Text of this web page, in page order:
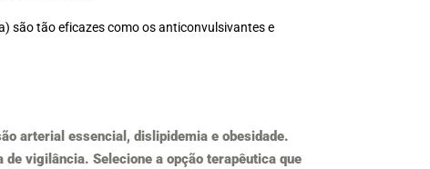
são tão eficazes como os anticonvulsivantes e
arterial essencial, dislipidemia e obesidade.
vigilância. Selecione a opção terapêutica que